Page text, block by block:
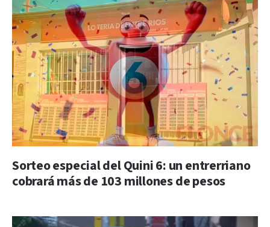
Sorteo especial del Quini 6: un entrerriano
cobrará más de 103 millones de pesos